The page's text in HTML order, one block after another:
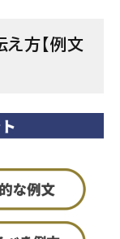
方【例文